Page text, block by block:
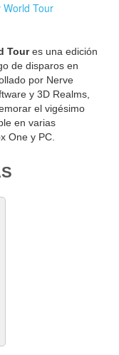
World Tour
Toures una edición
de disparos en
por Nerve
y 3D Realms,
el vigésimo
en varias
One y PC.